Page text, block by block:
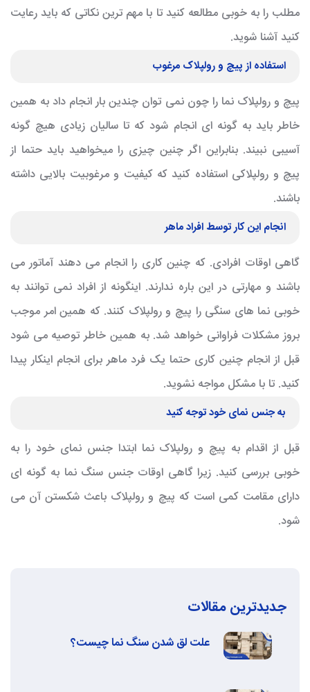
مطلب را به خوبی مطالعه کنید تا با مهم ترین نکاتی که باید رعایت
کنید آشنا شوید.
استفاده از پیچ و رولپلاک مرغوب
پیچ و رولپلاک نما را چون نمی توان چندین بار انجام داد به همین
خاطر باید به گونه ای انجام شود که تا سالیان زیادی هیچ گونه
آسیبی نبیند. بنابراین اگر چنین چیزی را میخواهید باید حتما از
پیچ و رولپلاکی استفاده کنید که کیفیت و مرغوبیت بالایی داشته
باشند.
انجام این کار توسط افراد ماهر
گاهی اوقات افرادی. که چنین کاری را انجام می دهند آماتور می
باشند و مهارتی در این باره ندارند. اینگونه از افراد نمی توانند به
خوبی نما های سنگی را پیچ و رولپلاک کنند. که همین امر موجب
بروز مشکلات فراوانی خواهد شد. به همین خاطر توصیه می شود
قبل از انجام چنین کاری حتما یک فرد ماهر برای انجام اینکار پیدا
کنید. تا با مشکل مواجه نشوید.
به جنس نمای خود توجه کنید
قبل از اقدام به پیچ و رولپلاک نما ابتدا جنس نمای خود را به
خوبی بررسی کنید. زیرا گاهی اوقات جنس سنگ نما به گونه ای
دارای مقامت کمی است که پیچ و رولپلاک باعث شکستن آن می
شود.
جدیدترین مقالات
علت لق شدن سنگ نما چیست؟